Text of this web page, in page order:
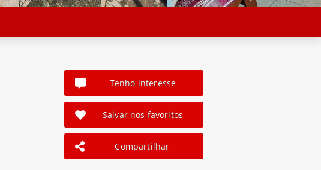
Tenho interesse
Salvar nos favoritos
Compartilhar